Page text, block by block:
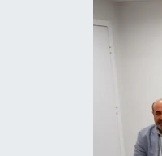
Politika